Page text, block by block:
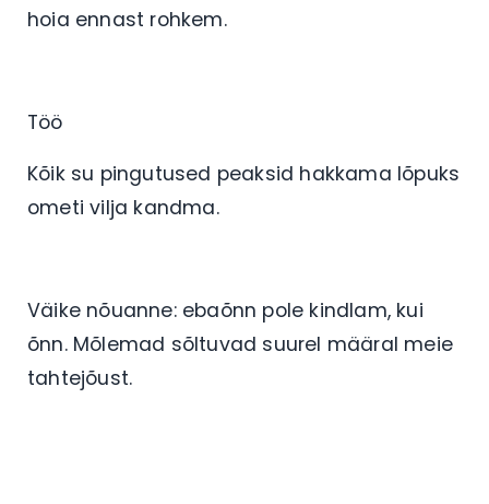
hoia ennast rohkem.
Töö
Kõik su pingutused peaksid hakkama lõpuks
ometi vilja kandma.
Väike nõuanne: ebaõnn pole kindlam, kui
õnn. Mõlemad sõltuvad suurel määral meie
tahtejõust.